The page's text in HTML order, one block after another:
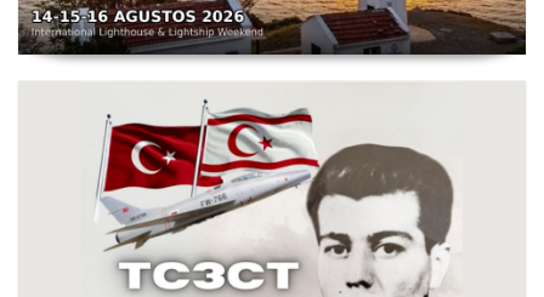
TC3X - Sarpıncık Feneri'nden ILLW'de Aktif Olacak - 14-